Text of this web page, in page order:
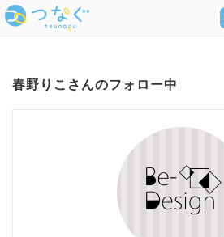
春野りこさんのフォロー中